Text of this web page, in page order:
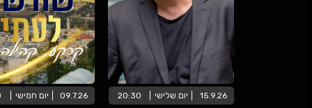
15.9.26 יום שלישי 20:30
09.7.26 יום חמישי